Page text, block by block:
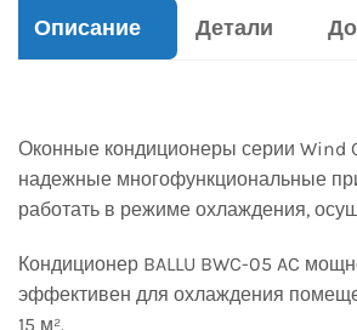
Описание Детали
Оконные кондиционеры серии Wind
надежные многофункциональные
работать в режиме охлаждения,
Кондиционер BALLU BWC-05 AC
эффективен для охлаждения
15 м².